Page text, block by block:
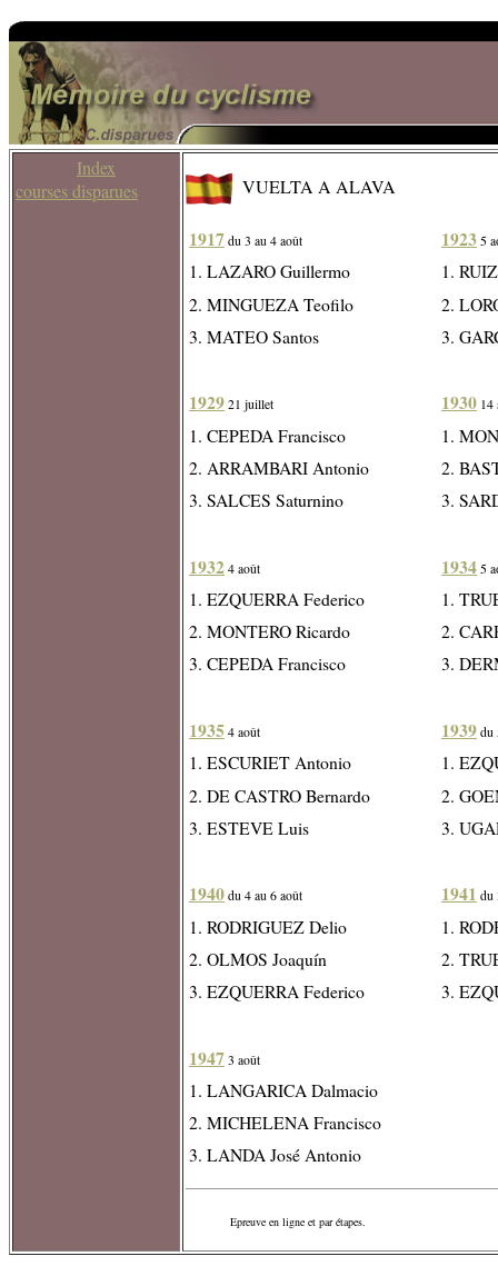
Index
courses disparues
VUELTA A ALAVA
1917 du 3 au 4 août
1. LAZARO Guillermo
2. MINGUEZA Teofilo
3. MATEO Santos
1929 21 juillet
1. CEPEDA Francisco
2. ARRAMBARI Antonio
3. SALCES Saturnino
1932 4 août
1. EZQUERRA Federico
2. MONTERO Ricardo
3. CEPEDA Francisco
1935 4 août
1. ESCURIET Antonio
2. DE CASTRO Bernardo
3. ESTEVE Luis
1940 du 4 au 6 août
1. RODRIGUEZ Delio
2. OLMOS Joaquín
3. EZQUERRA Federico
1947 3 août
1. LANGARICA Dalmacio
2. MICHELENA Francisco
3. LANDA José Antonio
1923 5
1.
2.
3.
1930 14
1.
2.
3.
1934 5
1.
2.
3.
1939 du
1.
2.
3.
1941 du
1.
2.
3.
Epreuve en ligne et par étapes.